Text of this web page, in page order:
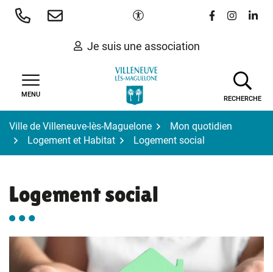
Aller
Paramètres d'accessibilité
Lien vers le
Lien vers
Lien
Je suis une association
MENU
RECHERCHE
Ville de Villeneuve-lès-Maguelone
Mon quotidien
Logement et Habitat
Logement social
Logement social